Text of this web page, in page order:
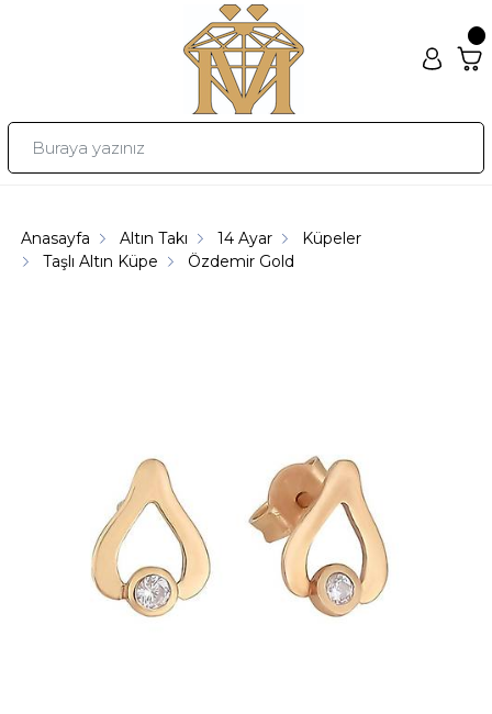
Anasayfa Altın Takı 14 Ayar
Küpeler
Taşlı Altın Küpe
Özdemir Gold